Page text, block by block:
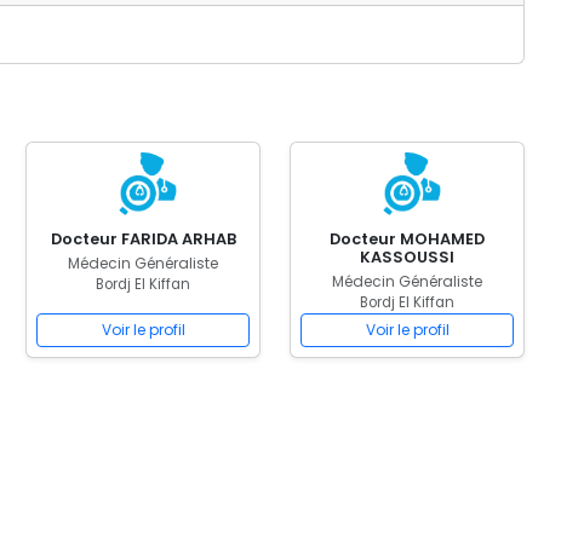
Docteur FARIDA ARHAB
Médecin Généraliste
Bordj El Kiffan
Voir le profil
Docteur MOHAMED
KASSOUSSI
Médecin Généraliste
Bordj El Kiffan
Voir le profil